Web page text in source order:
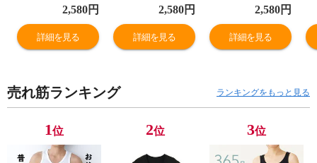
ライ 2分袖 丸首
春夏 脇汗 吸汗速
乾 紳士 男性 肌
着 L4790T-E 涼し
2,580円
詳細を見る
ライ 2分袖 丸首
春夏 脇汗 吸汗速
乾 紳士 男性 肌
着 L4790T-E 涼し
2,580円
詳細を見る
ライ 2分袖 丸首
春夏 脇汗 吸汗速
乾 紳士 男性 肌
着 L4790T-E 涼し
2,580円
詳細を見る
売れ筋ランキング ランキングをもっと見る
1位 2位 3位